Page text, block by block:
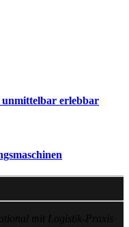
erlebbar
mit Logistik-Praxis